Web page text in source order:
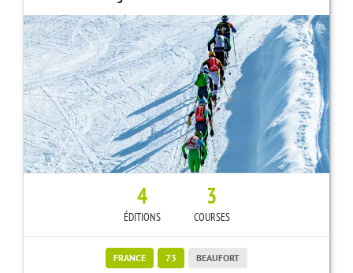
4
ÉDITIONS
3
COURSES
FRANCE 73 BEAUFORT